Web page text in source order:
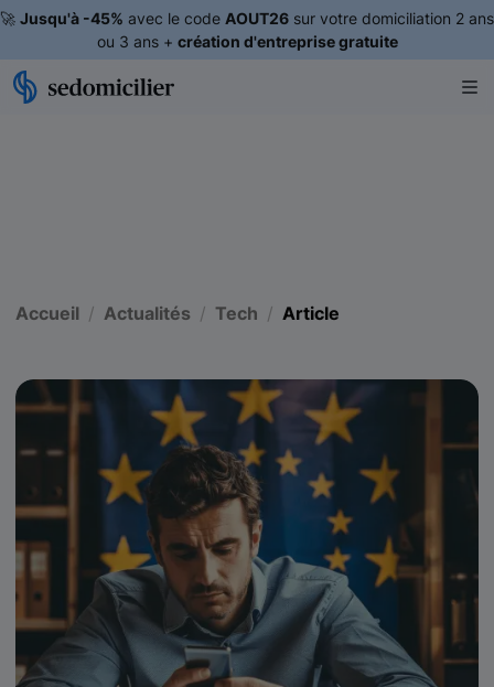
🚀 Jusqu'à -45% avec le code AOUT26 sur votre domiciliation 2 ans
ou 3 ans + création d'entreprise gratuite
Accueil Actualités Tech Article